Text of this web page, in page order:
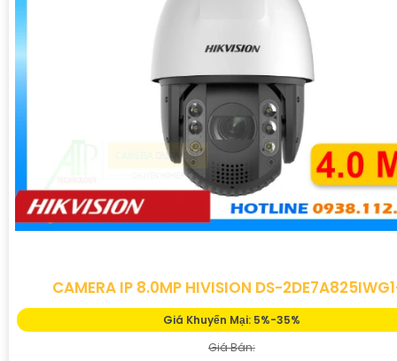
CAMERA IP 8.0MP HIVISION DS-
Giá Khuyến Mại: 5%-35%
Giá Bán: